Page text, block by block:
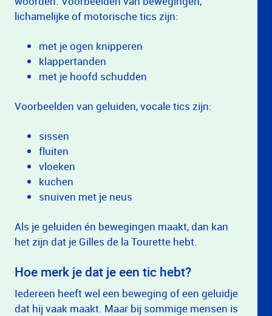
lichamelijke of motorische tics zijn:
met je ogen knipperen
klappertanden
met je hoofd schudden
Voorbeelden van geluiden, vocale tics zijn:
sissen
fluiten
vloeken
kuchen
snuiven met je neus
Als je geluiden én bewegingen maakt, dan kan
het zijn dat je Gilles de la Tourette hebt.
Hoe merk je dat je een tic hebt?
Iedereen heeft wel een beweging of een geluidje
dat hij vaak maakt. Maar bij sommige mensen is